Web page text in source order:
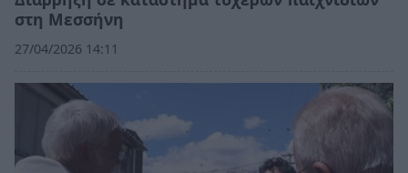
στη Μεσσήνη
27/04/2026 14:11